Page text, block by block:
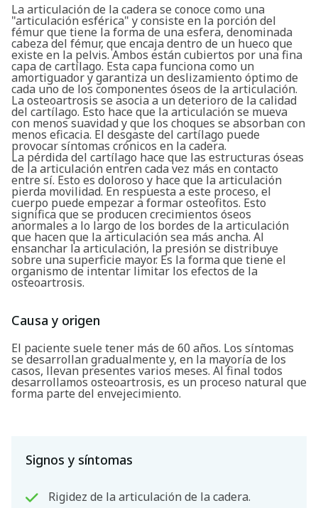
La articulación de la cadera se conoce como una
"articulación esférica" y consiste en la porción del
fémur que tiene la forma de una esfera, denominada
cabeza del fémur, que encaja dentro de un hueco que
existe en la pelvis. Ambos están cubiertos por una fina
capa de cartílago. Esta capa funciona como un
amortiguador y garantiza un deslizamiento óptimo de
cada uno de los componentes óseos de la articulación.
La osteoartrosis se asocia a un deterioro de la calidad
del cartílago. Esto hace que la articulación se mueva
con menos suavidad y que los choques se absorban con
menos eficacia. El desgaste del cartílago puede
provocar síntomas crónicos en la cadera.
La pérdida del cartílago hace que las estructuras óseas
de la articulación entren cada vez más en contacto
entre sí. Esto es doloroso y hace que la articulación
pierda movilidad. En respuesta a este proceso, el
cuerpo puede empezar a formar osteofitos. Esto
significa que se producen crecimientos óseos
anormales a lo largo de los bordes de la articulación
que hacen que la articulación sea más ancha. Al
ensanchar la articulación, la presión se distribuye
sobre una superficie mayor. Es la forma que tiene el
organismo de intentar limitar los efectos de la
osteoartrosis.
Causa y origen
El paciente suele tener más de 60 años. Los síntomas
se desarrollan gradualmente y, en la mayoría de los
casos, llevan presentes varios meses. Al final todos
desarrollamos osteoartrosis, es un proceso natural que
forma parte del envejecimiento.
Signos y síntomas
Rigidez de la articulación de la cadera.